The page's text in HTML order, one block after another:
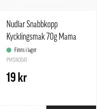
Nudlar Snabbkopp
Kycklingsmak 70g Mama
Thailand
Finns i lager
PMSN0041
19 kr